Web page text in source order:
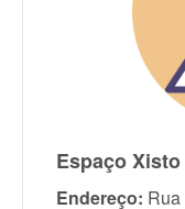
Espaço
Endereço: